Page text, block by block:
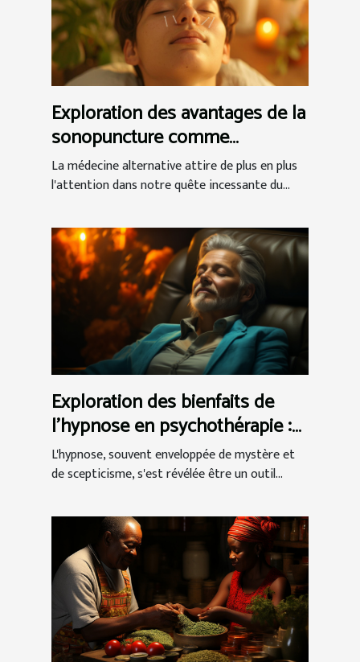
Exploration des avantages de la
sonopuncture comme
alternative à l'acupuncture
La médecine alternative attire de plus en plus
l'attention dans notre quête incessante du...
Exploration des bienfaits de
l'hypnose en psychothérapie :
Techniques et témoignages de
réussite
L'hypnose, souvent enveloppée de mystère et
de scepticisme, s'est révélée être un outil...